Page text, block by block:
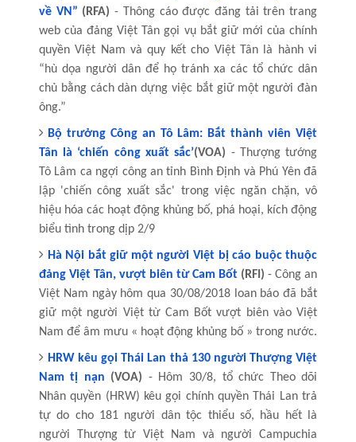
về VN” (RFA)- Thông cáo được đăng tải trên trang
web của đảng Việt Tân gọi vụ bắt giữ mới của chính
quyền Việt Nam và quy kết cho Việt Tân là hành vi
“hù dọa người dân để họ tránh xa các tổ chức dân
chủ bằng cách dàn dựng việc bắt giữ một người đàn
ông.”
Bộ trưởng Công an Tô Lâm: Bắt thành viên Việt
Tân là ‘chiến công xuất sắc’(VOA) - Thượng tướng
Tô Lâm ca ngợi công an tỉnh Bình Định và Phú Yên đã
lập 'chiến công xuất sắc' trong việc ngăn chặn, vô
hiệu hóa các hoạt động khủng bố, phá hoại, kích động
biểu tình trong dịp 2/9
Hà Nội bắt giữ một người Việt bị cáo buộc thuộc
đảng Việt Tân, vượt biên từ Cam Bốt (RFI)- Công an
Việt Nam ngày hôm qua 30/08/2018 loan báo đã bắt
giữ một người Việt từ Cam Bốt vượt biên vào Việt
Nam để âm mưu « hoạt động khủng bố » trong nước.
HRW kêu gọi Thái Lan thả 130 người Thượng Việt
Nam tị nạn (VOA) - Hôm 30/8, tổ chức Theo dõi
Nhân quyền (HRW) kêu gọi chính quyền Thái Lan trả
tự do cho 181 người dân tộc thiểu số, hầu hết là
người Thượng từ Việt Nam và người Campuchia